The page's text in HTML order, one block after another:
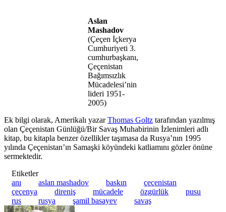
Aslan
Mashadov
(Çeçen İçkerya
Cumhuriyeti 3.
cumhurbaşkanı,
Çeçenistan
Bağımsızlık
Mücadelesi’nin
lideri 1951-
2005)
Ek bilgi olarak, Amerikalı yazarThomas Goltz tarafından yazılmış
olan Çeçenistan Günlüğü/Bir Savaş Muhabirinin İzlenimleri adlı
kitap, bu kitapla benzer özellikler taşımasa da Rusya’nın 1995
yılında Çeçenistan’ın Samaşki köyündeki katliamını gözler önüne
sermektedir.
Etiketler
anı
aslan mashadov baskın
çeçenistan
çeçenya
direniş mücadele özgürlük
pusu
rus
rusya şamil basayev savaş